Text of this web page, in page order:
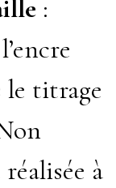
:
le titrage
à